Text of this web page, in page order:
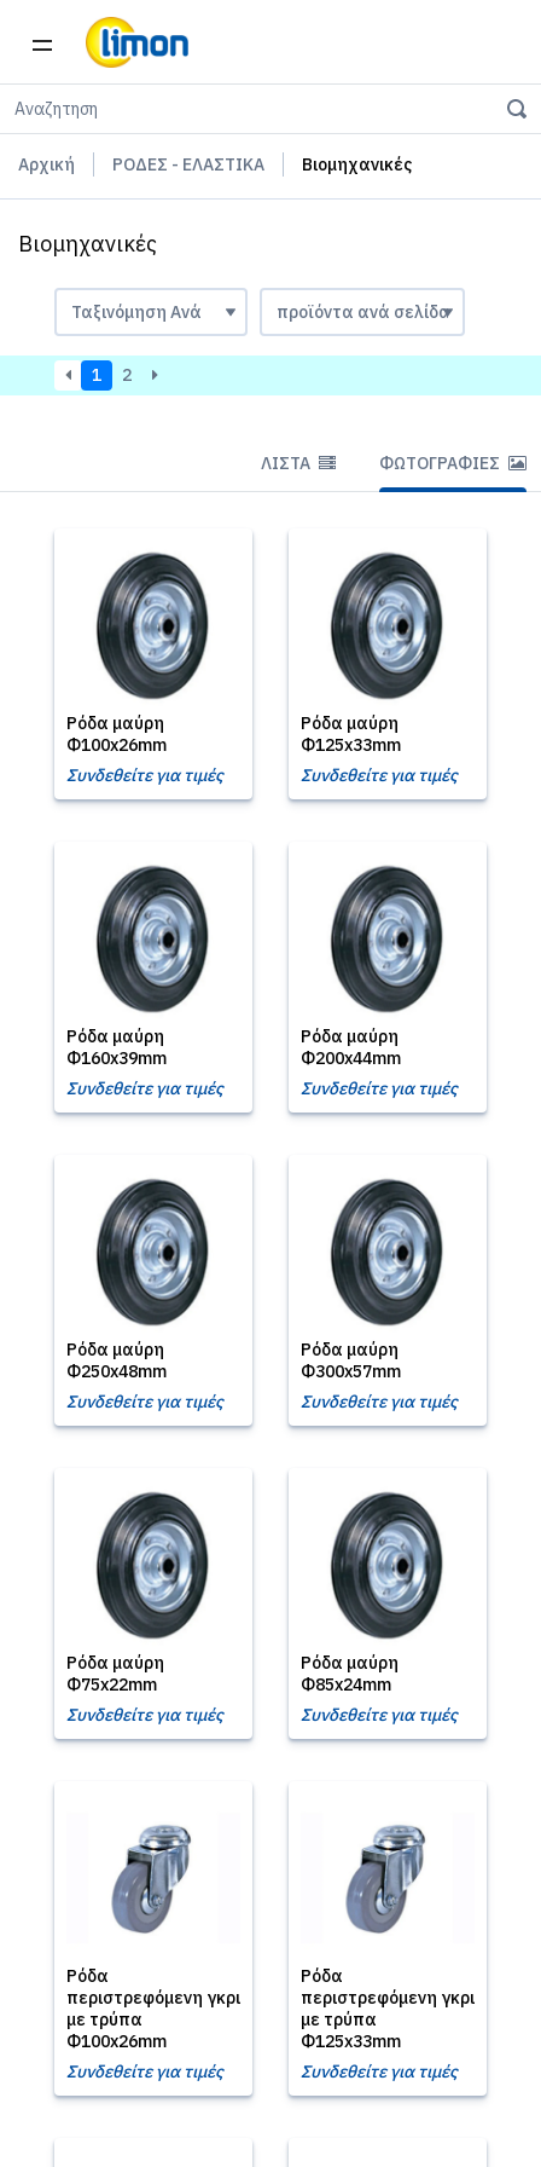
Αρχική ΡΟΔΕΣ - ΕΛΑΣΤΙΚΑ Βιομηχανικές
Βιομηχανικές
1 2
ΛΊΣΤΑ ΦΩΤΟΓΡΑΦΊΕΣ
Ρόδα μαύρη
Φ100x26mm
Συνδεθείτε για τιμές
Ρόδα μαύρη
Φ125x33mm
Συνδεθείτε για τιμές
Ρόδα μαύρη
Φ160x39mm
Συνδεθείτε για τιμές
Ρόδα μαύρη
Φ200x44mm
Συνδεθείτε για τιμές
Ρόδα μαύρη
Φ250x48mm
Συνδεθείτε για τιμές
Ρόδα μαύρη
Φ300x57mm
Συνδεθείτε για τιμές
Ρόδα μαύρη
Φ75x22mm
Συνδεθείτε για τιμές
Ρόδα μαύρη
Φ85x24mm
Συνδεθείτε για τιμές
Ρόδα
περιστρεφόμενη γκρι
με τρύπα
Φ100x26mm
Συνδεθείτε για τιμές
Ρόδα
περιστρεφόμενη γκρι
με τρύπα
Φ125x33mm
Συνδεθείτε για τιμές